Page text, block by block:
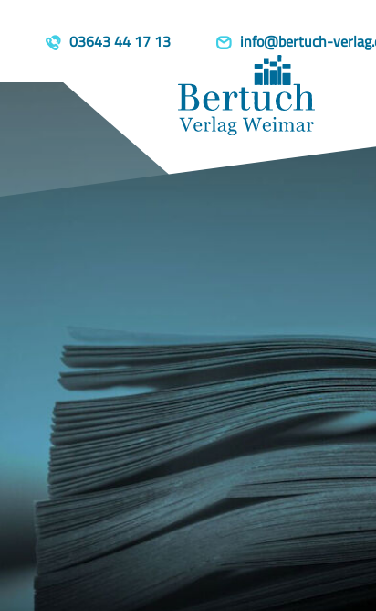
03643 44 17 13 info@bertuch-